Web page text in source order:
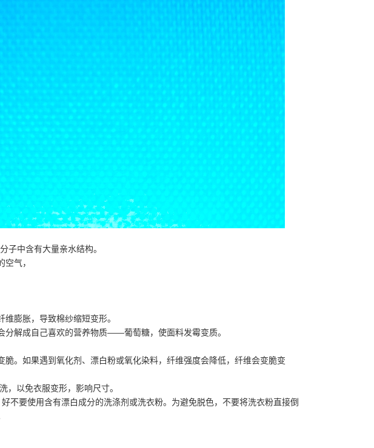
子中含有大量亲水结构。
气，
膨胀，导致棉纱缩短变形。
解成自己喜欢的营养物质——葡萄糖，使面料发霉变质。
。如果遇到氧化剂、漂白粉或氧化染料，纤维强度会降低，纤维会变脆变
，以免衣服变形，影响尺寸。
不要使用含有漂白成分的洗涤剂或洗衣粉。为避免脱色，不要将洗衣粉直接倒